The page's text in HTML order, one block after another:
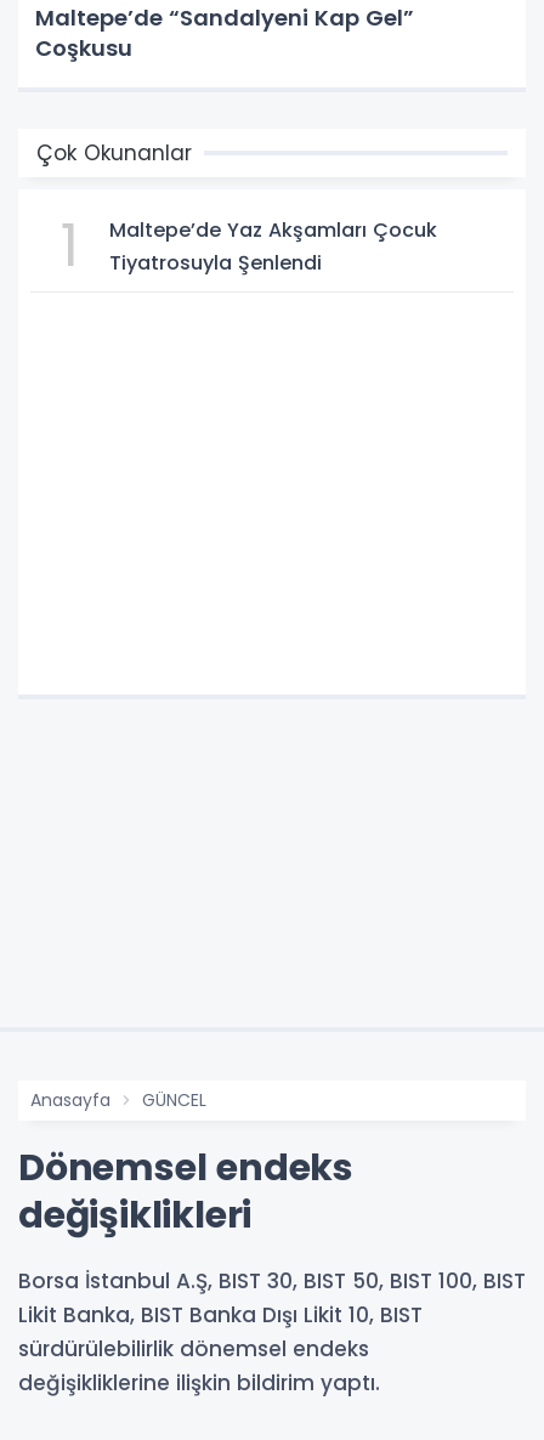
Maltepe’de “Sandalyeni Kap Gel”
Coşkusu
Çok Okunanlar
1
Maltepe’de Yaz Akşamları Çocuk
Tiyatrosuyla Şenlendi
Anasayfa GÜNCEL
Dönemsel endeks
değişiklikleri
Borsa İstanbul A.Ş, BIST 30, BIST 50, BIST 100, BIST
Likit Banka, BIST Banka Dışı Likit 10, BIST
sürdürülebilirlik dönemsel endeks
değişikliklerine ilişkin bildirim yaptı.